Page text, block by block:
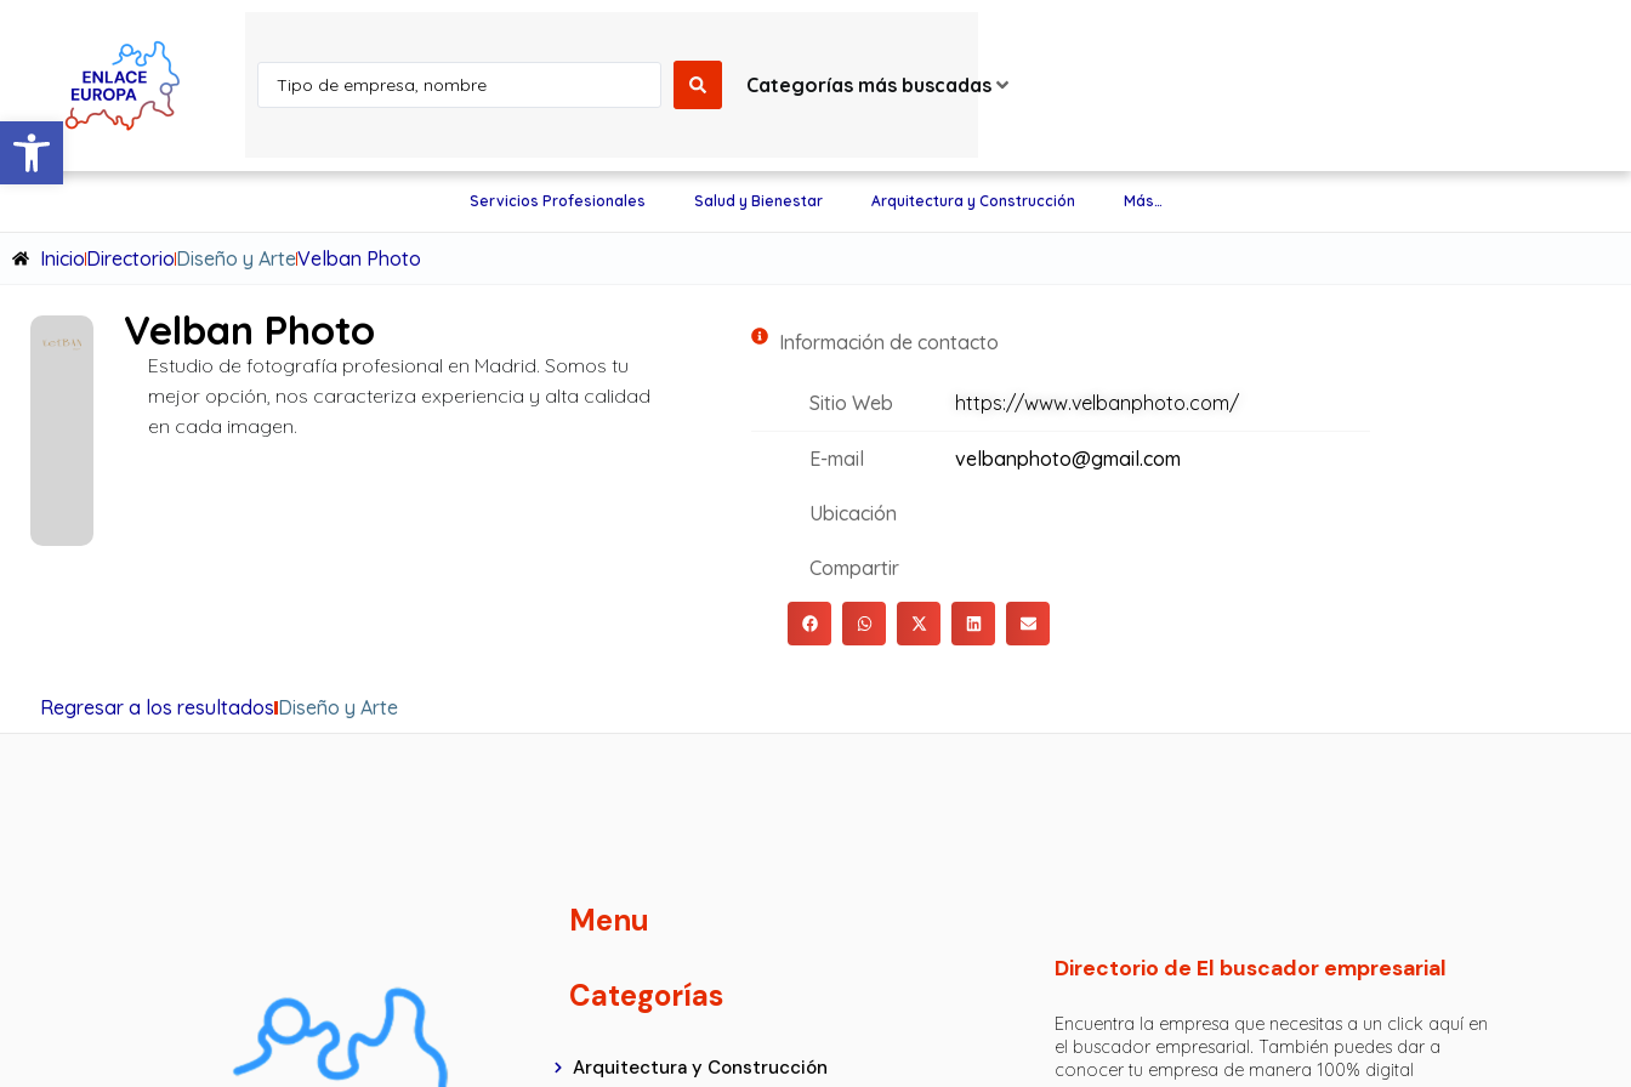
Abrir barra de herramientas
Categorías más buscadas
Servicios Profesionales Salud y Bienestar Arquitectura y Construcción Más…
InicioDirectorioDiseño y ArteVelban Photo
Velban Photo
Estudio de fotografía profesional en Madrid. Somos tu
mejor opción, nos caracteriza experiencia y alta calidad
en cada imagen.
Información de contacto
Sitio Web https://www.velbanphoto.com/
E-mail velbanphoto@gmail.com
Ubicación
Compartir
Regresar a los resultadosDiseño y Arte
Menu
Categorías
Arquitectura y Construcción
Directorio de El buscador empresarial
Encuentra la empresa que necesitas a un click aquí en
el buscador empresarial. También puedes dar a
conocer tu empresa de manera 100% digital